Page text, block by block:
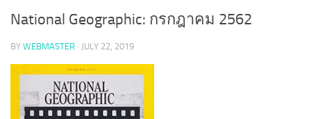
National Geographic: กรกฎาคม 2562
BY WEBMASTER · JULY 22, 2019